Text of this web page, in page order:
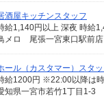
酒屋キッチンスタッフ
給1,140円以上 深夜 時給
メロ 尾張一宮東口駅前
ール（カスタマー）スタ
給1200円 ※22:00以降は
知県一宮市若竹1丁目1-3